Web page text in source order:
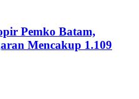
Pemko Batam,
Mencakup 1.109